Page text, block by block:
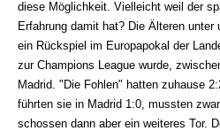
diese Möglichkeit. Vielleicht weil der
Erfahrung damit hat? Die Älteren
ein Rückspiel im Europapokal der
zur Champions League wurde,
Madrid. "Die Fohlen" hatten zuhause
führten sie in Madrid 1:0, mussten
schossen dann aber ein weiteres Tor.